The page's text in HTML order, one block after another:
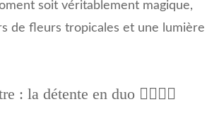
soit véritablement magique,
de fleurs tropicales et une lumière
: la détente en duo 🧘‍♀️🧘‍♂️